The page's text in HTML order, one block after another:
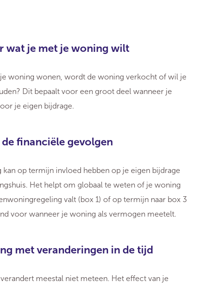
wat je met je woning wilt
woning wonen, wordt de woning verkocht of wil je
Dit bepaalt voor een groot deel wanneer je
je eigen bijdrage.
financiële gevolgen
kan op termijn invloed hebben op je eigen bijdrage
Het helpt om globaal te weten of je woning
valt (box 1) of op termijn naar box 3
voor wanneer je woning als vermogen meetelt.
met veranderingen in de tijd
meestal niet meteen. Het effect van je